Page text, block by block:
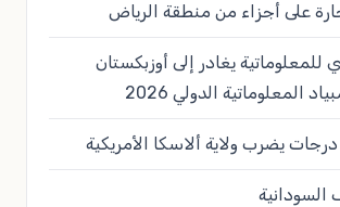
على أجزاء من منطقة الرياض
يغادر إلى أوزبكستان
المعلوماتية الدولي 2026
يضرب ولاية ألاسكا الأمريكية